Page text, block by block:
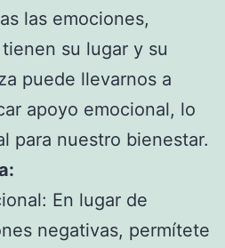
las emociones,
su lugar y su
puede llevarnos a
apoyo emocional, lo
para nuestro bienestar.
En lugar de
negativas, permítete